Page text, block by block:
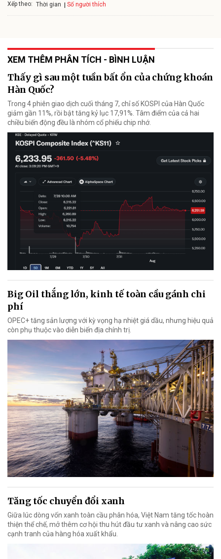
Xếp theo: Thời gian Số người thích
XEM THÊM PHÂN TÍCH - BÌNH LUẬN
Thấy gì sau một tuần bất ổn của chứng khoán
Hàn Quốc?
Trong 4 phiên giao dịch cuối tháng 7, chỉ số KOSPI của Hàn Quốc
giảm gần 11%, rồi bật tăng kỷ lục 17,91%. Tâm điểm của cả hai
chiều biến động đều là nhóm cổ phiếu chip nhớ.
Big Oil thắng lớn, kinh tế toàn cầu gánh chi
phí
OPEC+ tăng sản lượng với kỳ vọng hạ nhiệt giá dầu, nhưng hiệu quả
còn phụ thuộc vào diễn biến địa chính trị.
Tăng tốc chuyển đổi xanh
Giữa lúc dòng vốn xanh toàn cầu phân hóa, Việt Nam tăng tốc hoàn
thiện thể chế, mở thêm cơ hội thu hút đầu tư xanh và nâng cao sức
cạnh tranh của hàng hóa xuất khẩu.